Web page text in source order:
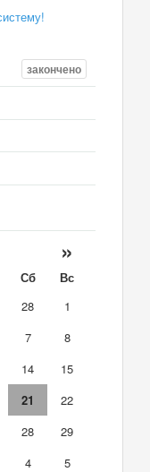
закончено
»
Сб
Вс
28
1
7
8
14
15
21
22
28
29
4 5